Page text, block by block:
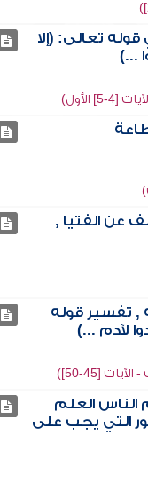
تعالى: (إلا
...)
الأول)
عن الفتيا ,
, تفسير قوله
لآدم ...)
[45-50])
الناس العلم
التي يجب على